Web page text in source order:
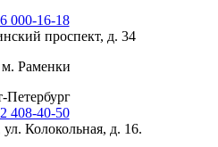
000-16-18
проспект, д. 34
м. Раменки
Петербург
408-40-50
Колокольная, д. 16.